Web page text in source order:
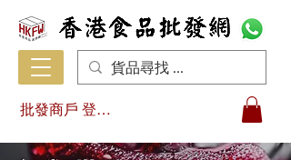
批發商戶 登入/註冊